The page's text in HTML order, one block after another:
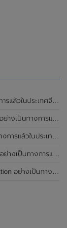
ญ่ 6,500mAh พร้อมรองรับการชาร์จไว 80W
ว มาพร้อมธีมสีชมพูสดใส
วในประเทศอินเดีย
ทศไทย ในราคา 8,499 บาท
การแล้วในประเทศจีน